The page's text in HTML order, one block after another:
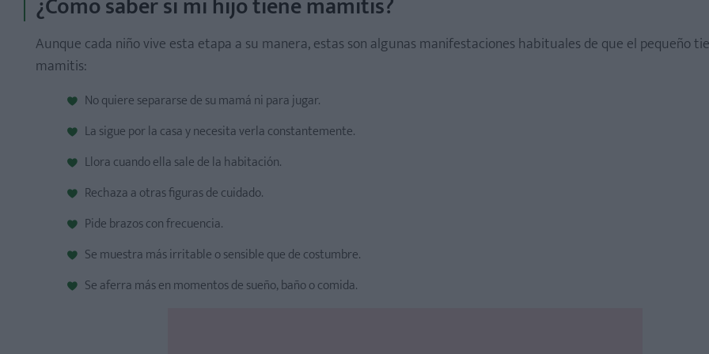
Aunque cada niño vive esta etapa a su manera, estas son algunas manifestaciones habituales de que el pequeño
mamitis:
No quiere separarse de su mamá ni para jugar.
La sigue por la casa y necesita verla constantemente.
Llora cuando ella sale de la habitación.
Rechaza a otras figuras de cuidado.
Pide brazos con frecuencia.
Se muestra más irritable o sensible que de costumbre.
Se aferra más en momentos de sueño, baño o comida.